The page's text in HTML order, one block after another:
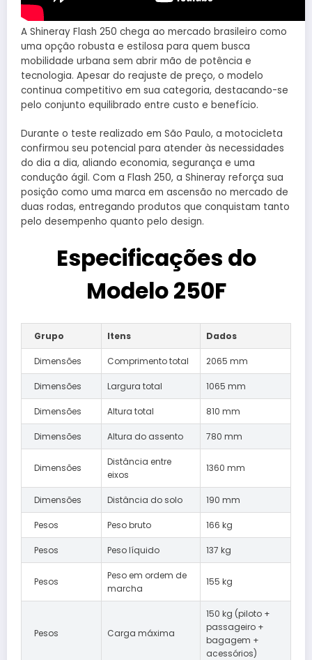
A Shineray Flash 250 chega ao mercado brasileiro como
uma opção robusta e estilosa para quem busca
mobilidade urbana sem abrir mão de potência e
tecnologia. Apesar do reajuste de preço, o modelo
continua competitivo em sua categoria, destacando-se
pelo conjunto equilibrado entre custo e benefício.
Durante o teste realizado em São Paulo, a motocicleta
confirmou seu potencial para atender às necessidades
do dia a dia, aliando economia, segurança e uma
condução ágil. Com a Flash 250, a Shineray reforça sua
posição como uma marca em ascensão no mercado de
duas rodas, entregando produtos que conquistam tanto
pelo desempenho quanto pelo design.
Especificações do
Modelo 250F
Grupo Itens Dados
Dimensões Comprimento total 2065 mm
Dimensões Largura total 1065 mm
Dimensões Altura total 810 mm
Dimensões Altura do assento 780 mm
Dimensões
Distância entre
eixos
1360 mm
Dimensões Distância do solo 190 mm
Pesos Peso bruto 166 kg
Pesos Peso líquido 137 kg
Pesos
Peso em ordem de
marcha
155 kg
Pesos Carga máxima
150 kg (piloto +
passageiro +
bagagem +
acessórios)